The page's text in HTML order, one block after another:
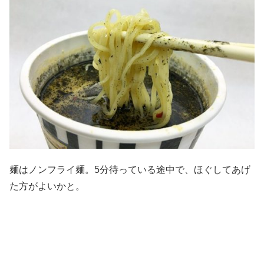
麺はノンフライ麺。5分待っている途中で、ほぐしてあげ
た方がよいかと。